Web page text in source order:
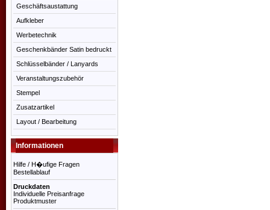
Geschäftsaustattung
Aufkleber
Werbetechnik
Geschenkbänder Satin bedruckt
Schlüsselbänder / Lanyards
Veranstaltungszubehör
Stempel
Zusatzartikel
Layout / Bearbeitung
Informationen
Hilfe / H�ufige Fragen
Bestellablauf
Druckdaten
Individuelle Preisanfrage
Produktmuster